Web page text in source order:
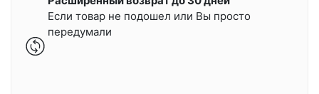
Если товар не подошел или Вы просто
передумали